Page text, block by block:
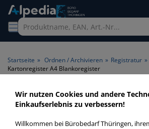
Startseite » Ordnen / Archivieren » Registratur »
Kartonregister A4 Blankoregister
Kartonregister A4
Blankoregister >
Wir nutzen Cookies und andere
Einkaufserlebnis zu verbessern!
Willkommen bei Bürobedarf Thüringen,